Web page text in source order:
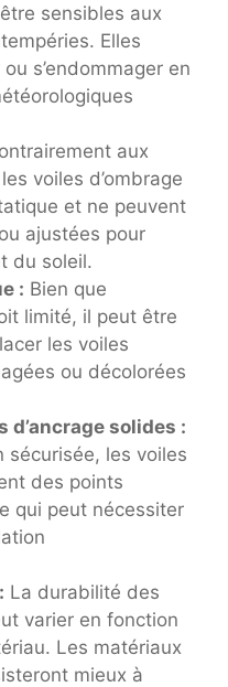
sensibles aux
Elles
s’endommager en
aux
voiles d’ombrage
et ne peuvent
ajustées pour
du soleil.
: Bien que
limité, il peut être
les voiles
ou décolorées
d’ancrage solides :
sécurisée, les voiles
des points
qui peut nécessiter
La durabilité des
varier en fonction
Les matériaux
mieux à